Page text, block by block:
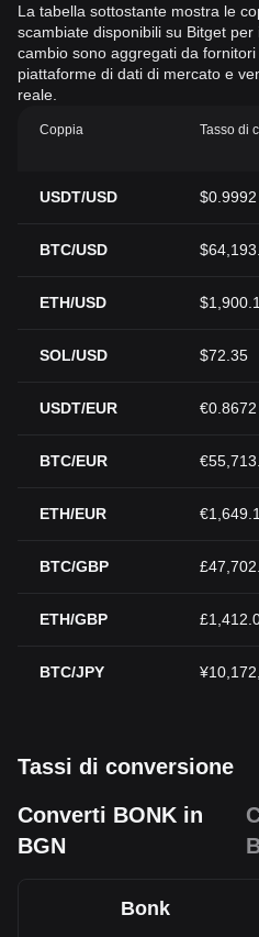
La tabella sottostante mostra le
scambiate disponibili su Bitget
cambio sono aggregati da
piattaforme di dati di mercato e
reale.
Coppia Tasso di
USDT/USD $0.9992
BTC/USD
ETH/USD
SOL/USD $72.35
USDT/EUR €0.8672
BTC/EUR
ETH/EUR
BTC/GBP
ETH/GBP
BTC/JPY
Tassi di conversione
Converti BONK in
BGN
Bonk